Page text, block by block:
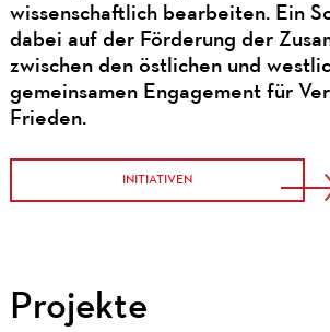
wissenschaftlich bearbeiten. Ein
dabei auf der Förderung der
zwischen den östlichen und
gemeinsamen Engagement für
Frieden.
INITIATIVEN
Projekte